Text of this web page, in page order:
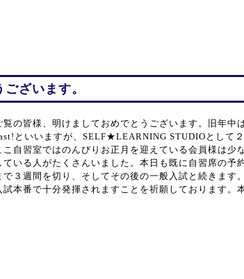
ざいます。
の皆様、明けましておめでとうございます。旧年中
といいますが、SELF★LEARNING STUDIOとして
自習室ではのんびりお正月を迎えている会員様は少
いる人がたくさんいました。本日も既に自習席の予
３週間を切り、そしてその後の一般入試と続きます
本番で十分発揮されますことを祈願しております。